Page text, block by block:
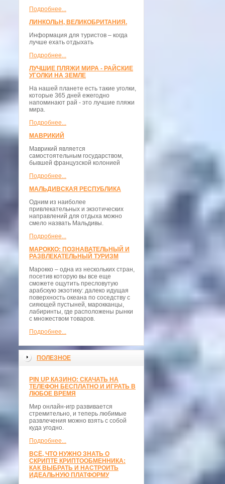
Подробнее...
ЛИНКОЛЬН, ВЕЛИКОБРИТАНИЯ.
Информация для туристов – когда
лучше ехать отдыхать
Подробнее...
ЛУЧШИЕ ПЛЯЖИ МИРА - РАЙСКИЕ
УГОЛКИ НА ЗЕМЛЕ
На нашей планете есть такие уголки,
которые 365 дней ежегодно
напоминают рай - это лучшие пляжи
мира.
Подробнее...
МАВРИКИЙ
Маврикий является
самостоятельным государством,
бывшей французской колонией
Подробнее...
МАЛЬДИВСКАЯ РЕСПУБЛИКА
Одним из наиболее
привлекательных и экзотических
направлений для отдыха можно
смело назвать Мальдивы.
Подробнее...
МАРОККО: ПОЗНАВАТЕЛЬНЫЙ И
РАЗВЛЕКАТЕЛЬНЫЙ ТУРИЗМ
Марокко – одна из нескольких стран,
посетив которую вы все еще
сможете ощутить пресловутую
арабскую экзотику: далеко идущая
поверхность океана по соседству с
сияющей пустыней, марокканцы,
лабиринты, где расположены рынки
с множеством товаров.
Подробнее...
ПОЛЕЗНОЕ
PIN UP КАЗИНО: СКАЧАТЬ НА
ТЕЛЕФОН БЕСПЛАТНО И ИГРАТЬ В
ЛЮБОЕ ВРЕМЯ
Мир онлайн-игр развивается
стремительно, и теперь любимые
развлечения можно взять с собой
куда угодно.
Подробнее...
ВСЁ, ЧТО НУЖНО ЗНАТЬ О
СКРИПТЕ КРИПТООБМЕННИКА:
КАК ВЫБРАТЬ И НАСТРОИТЬ
ИДЕАЛЬНУЮ ПЛАТФОРМУ